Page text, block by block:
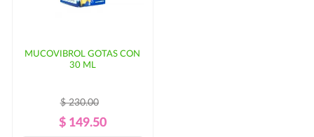
MUCOVIBROL GOTAS CON
30 ML
Precio
$ 230.00
Precio
$ 149.50